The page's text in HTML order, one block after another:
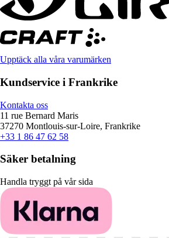
Upptäck alla våra varumärken
Kundservice i Frankrike
Kontakta oss
11 rue Bernard Maris
37270 Montlouis-sur-Loire, Frankrike
+33 1 86 47 62 58
Säker betalning
Handla tryggt på vår sida